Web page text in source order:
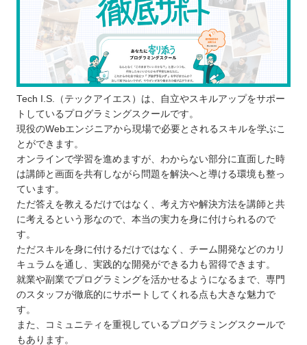
Tech I.S.（テックアイエス）は、自立やスキルアップをサポー
トしているプログラミングスクールです。
現役のWebエンジニアから現場で必要とされるスキルを学ぶこ
とができます。
オンラインで学習を進めますが、わからない部分に直面した時
は講師と画面を共有しながら問題を解決へと導ける環境も整っ
ています。
ただ答えを教えるだけではなく、考え方や解決方法を講師と共
に考えるという形なので、本当の実力を身に付けられるので
す。
ただスキルを身に付けるだけではなく、チーム開発などのカリ
キュラムを通し、実践的な開発ができる力も習得できます。
就業や副業でプログラミングを活かせるようになるまで、専門
のスタッフが徹底的にサポートしてくれる点も大きな魅力で
す。
また、コミュニティを重視しているプログラミングスクールで
もあります。